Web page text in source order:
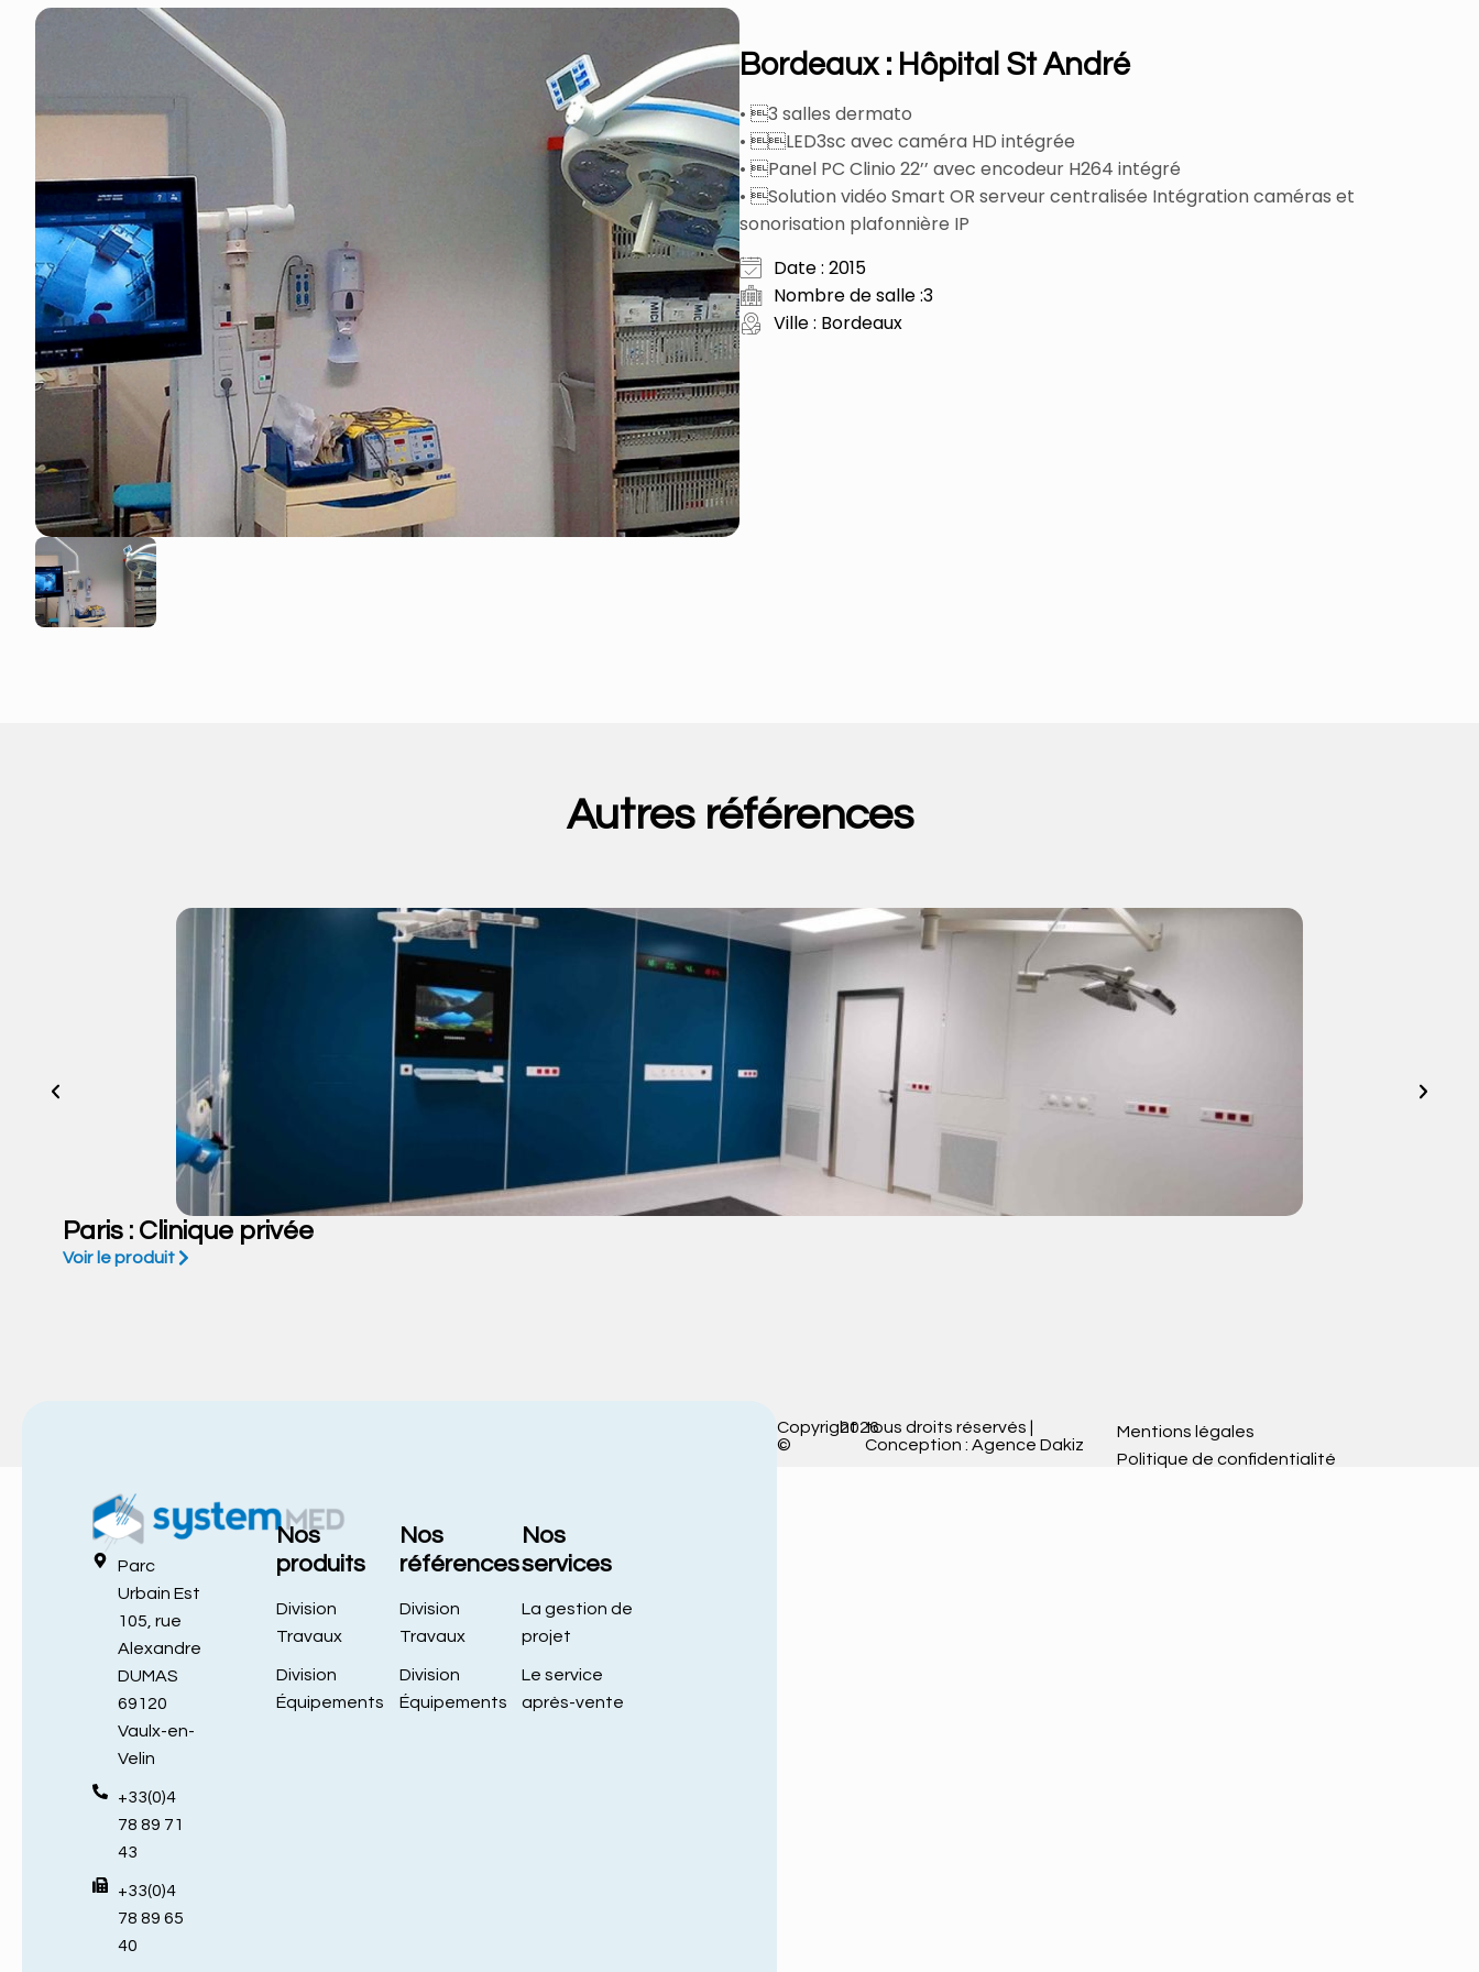
Bordeaux : Hôpital St André
• 3 salles dermato
• LED3sc avec caméra HD intégrée
• Panel PC Clinio 22’’ avec encodeur H264 intégré
• Solution vidéo Smart OR serveur centralisée Intégration caméras et
sonorisation plafonnière IP
Date : 2015
Nombre de salle :3
Ville : Bordeaux
Autres références
Paris : Clinique privée
Voir le produit
Parc
Urbain Est
105, rue
Alexandre
DUMAS
69120
Vaulx-en-
Velin
+33(0)4
78 89 71
43
+33(0)4
78 89 65
40
Nos
produits
Division
Travaux
Division
Équipements
Nos
références
Division
Travaux
Division
Équipements
Nos
services
La gestion de
projet
Le service
après-vente
Copyright
©
2026tous droits réservés |
Conception : Agence Dakiz
Mentions légales
Politique de confidentialité